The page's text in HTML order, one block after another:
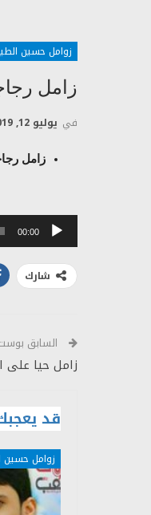
زوامل حسين
زامل
في يوليو 12, 2019
زامل
مشغل
00:00
شارك
السابق
زامل حيا على
قد
زوامل حسين